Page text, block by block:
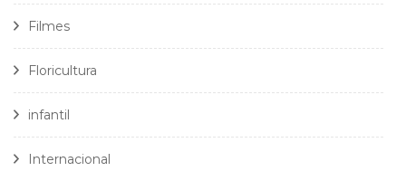
Filmes
Floricultura
infantil
Internacional